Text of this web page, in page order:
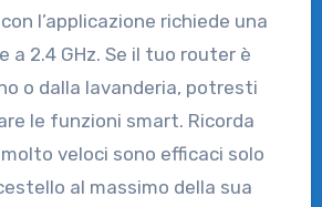
l’applicazione richiede una
a 2.4 GHz. Se il tuo router è
o dalla lavanderia, potresti
le funzioni smart. Ricorda
veloci sono efficaci solo
al massimo della sua